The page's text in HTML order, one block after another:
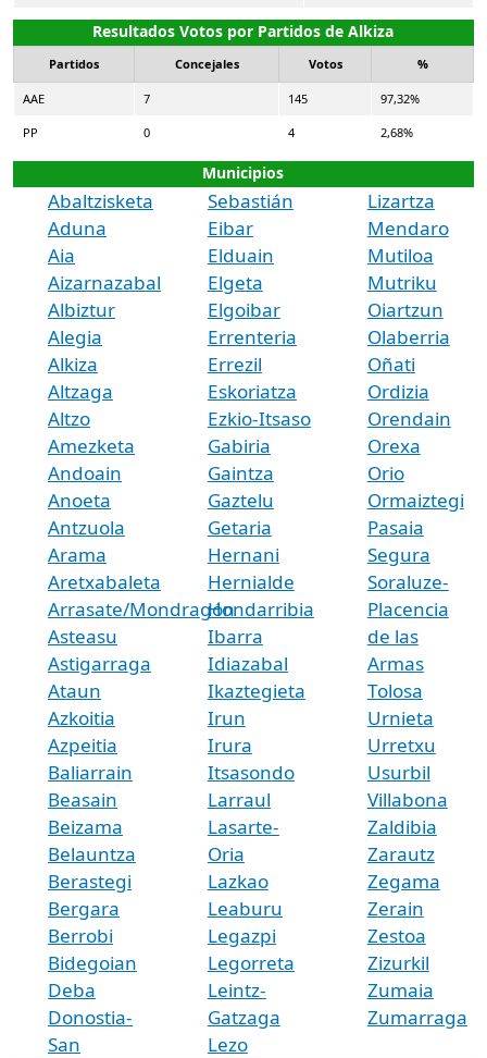
Resultados Votos por Partidos de Alkiza
Partidos Concejales Votos %
AAE 7 145 97,32%
PP 0 4 2,68%
Municipios
Abaltzisketa
Aduna
Aia
Aizarnazabal
Albiztur
Alegia
Alkiza
Altzaga
Altzo
Amezketa
Andoain
Anoeta
Antzuola
Arama
Aretxabaleta
Arrasate/Mondragón
Asteasu
Astigarraga
Ataun
Azkoitia
Azpeitia
Baliarrain
Beasain
Beizama
Belauntza
Berastegi
Bergara
Berrobi
Bidegoian
Deba
Donostia-
San
Sebastián
Eibar
Elduain
Elgeta
Elgoibar
Errenteria
Errezil
Eskoriatza
Ezkio-Itsaso
Gabiria
Gaintza
Gaztelu
Getaria
Hernani
Hernialde
Hondarribia
Ibarra
Idiazabal
Ikaztegieta
Irun
Irura
Itsasondo
Larraul
Lasarte-
Oria
Lazkao
Leaburu
Legazpi
Legorreta
Leintz-
Gatzaga
Lezo
Lizartza
Mendaro
Mutiloa
Mutriku
Oiartzun
Olaberria
Oñati
Ordizia
Orendain
Orexa
Orio
Ormaiztegi
Pasaia
Segura
Soraluze-
Placencia
de las
Armas
Tolosa
Urnieta
Urretxu
Usurbil
Villabona
Zaldibia
Zarautz
Zegama
Zerain
Zestoa
Zizurkil
Zumaia
Zumarraga